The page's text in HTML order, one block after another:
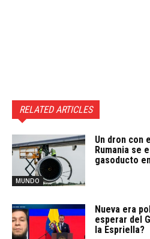
RELATED ARTICLES
MUNDO
Un dron con
Rumania se
gasoducto
Nueva era
esperar del
la Espriella?